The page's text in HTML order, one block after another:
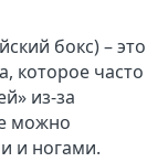
бокс) – это
которое часто
из-за
можно
и ногами.